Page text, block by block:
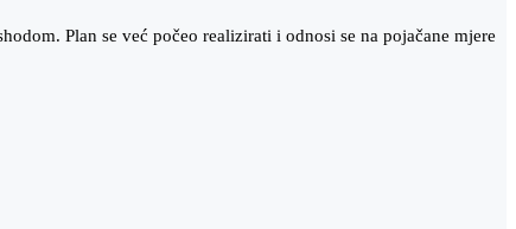
Plan se već počeo realizirati i odnosi se na pojačane mjere